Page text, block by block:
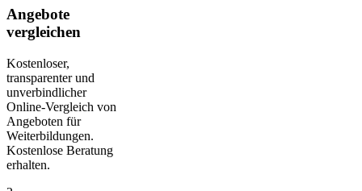
Angebote
vergleichen
Kostenloser,
transparenter und
unverbindlicher
Online-Vergleich von
Angeboten für
Weiterbildungen.
Kostenlose Beratung
erhalten.